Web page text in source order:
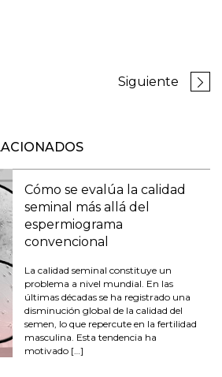
Siguiente
Cómo se evalúa la calidad
seminal más allá del
espermiograma
convencional
La calidad seminal constituye un
problema a nivel mundial. En las
últimas décadas se ha registrado una
disminución global de la calidad del
semen, lo que repercute en la fertilidad
masculina. Esta tendencia ha
motivado […]